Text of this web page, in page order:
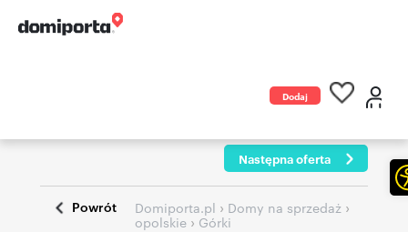
Dodaj
Następna oferta
Powrót Domiporta.pl › Domy na sprzedaż ›
opolskie › Górki